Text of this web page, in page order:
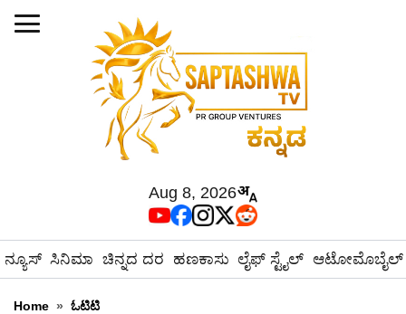
Aug 8, 2026
ನ್ಯೂಸ್ ಸಿನಿಮಾ ಚಿನ್ನದ ದರ ಹಣಕಾಸು ಲೈಫ್ ಸ್ಟೈಲ್ ಆಟೋಮೊಬೈಲ್
Home » ಓಟಿಟಿ